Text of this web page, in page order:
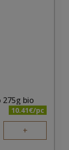
275g bio
10.41€/pc
+